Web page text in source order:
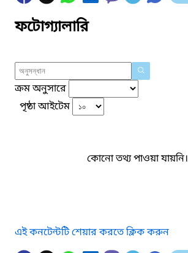
ফটোগ্যালারি
ক্রম অনুসারে
পৃষ্ঠা আইটেম
কোনো তথ্য পাওয়া যায়নি।
এই কনটেন্টটি শেয়ার করতে ক্লিক করুন